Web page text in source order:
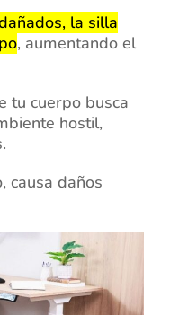
la silla
, aumentando el
tu cuerpo busca
hostil,
causa daños